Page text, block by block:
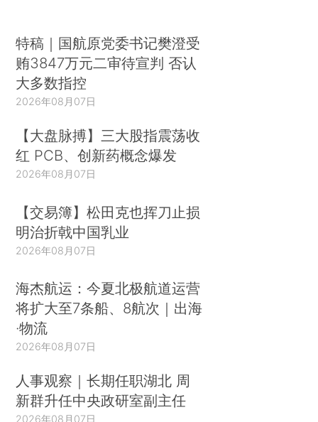
特稿｜国航原党委书记樊澄受
贿3847万元二审待宣判 否认
大多数指控
2026年08月07日
【大盘脉搏】三大股指震荡收
红 PCB、创新药概念爆发
2026年08月07日
【交易簿】松田克也挥刀止损
明治折戟中国乳业
2026年08月07日
海杰航运：今夏北极航道运营
将扩大至7条船、8航次｜出海
·物流
2026年08月07日
人事观察｜长期任职湖北 周
新群升任中央政研室副主任
2026年08月07日